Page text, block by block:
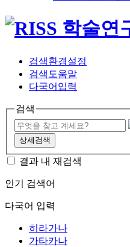
검색환경설정
검색도움말
다국어입력
검색
상세검색
결과 내 재검색
인기 검색어
다국어 입력
히라가나
가타카나